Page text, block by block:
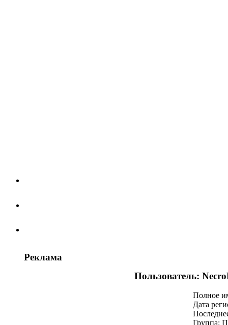
Реклама
Пользователь:
Полное
Дата
Группа: